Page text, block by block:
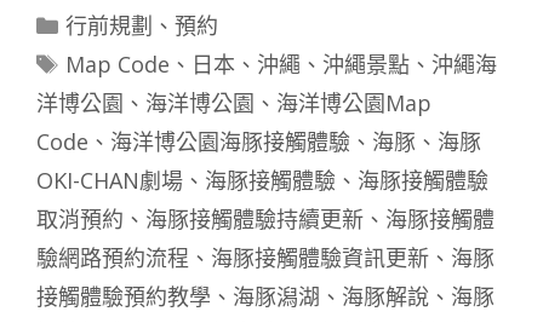
分
類
行前規劃 、 預約
標
籤
Map Code 、 日本 、 沖繩 、 沖繩景點、 沖繩海
洋博公園 、 海洋博公園 、 海洋博公園Map
Code 、 海洋博公園海豚接觸體驗 、 海豚 、 海豚
OKI-CHAN劇場 、 海豚接觸體驗 、 海豚接觸體驗
取消預約 、 海豚接觸體驗持續更新 、 海豚接觸體
驗網路預約流程 、 海豚接觸體驗資訊更新 、 海豚
接觸體驗預約教學 、 海豚潟湖 、 海豚解說 、 海豚